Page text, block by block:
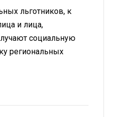
льготников, к
и лица,
социальную
региональных